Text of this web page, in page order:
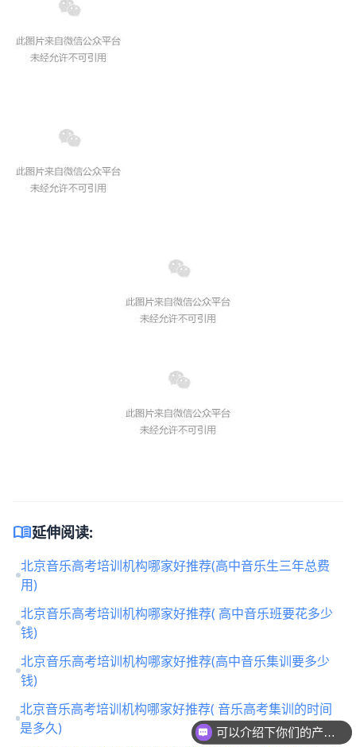
menu_book延伸阅读:
北京音乐高考培训机构哪家好推荐(高中音乐生三年总费
用)
北京音乐高考培训机构哪家好推荐( 高中音乐班要花多少
钱)
北京音乐高考培训机构哪家好推荐(高中音乐集训要多少
钱)
北京音乐高考培训机构哪家好推荐( 音乐高考集训的时间
是多久)
可以介绍下你们的产品么
你们是怎么收费的呢